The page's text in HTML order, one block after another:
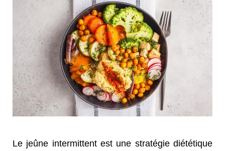
Le jeûne intermittent est une stratégie diététique